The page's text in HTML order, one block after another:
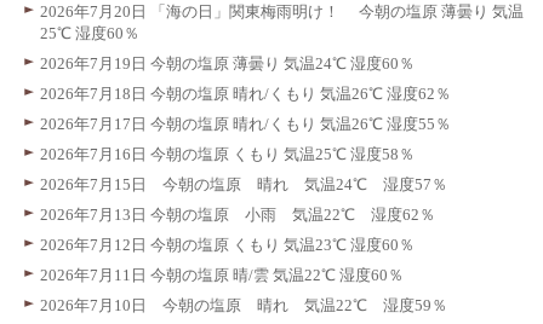
2026年7月20日 「海の日」関東梅雨明け！ 今朝の塩原 薄曇り 気温
25℃ 湿度60％
2026年7月19日 今朝の塩原 薄曇り 気温24℃ 湿度60％
2026年7月18日 今朝の塩原 晴れ/くもり 気温26℃ 湿度62％
2026年7月17日 今朝の塩原 晴れ/くもり 気温26℃ 湿度55％
2026年7月16日 今朝の塩原 くもり 気温25℃ 湿度58％
2026年7月15日 今朝の塩原 晴れ 気温24℃ 湿度57％
2026年7月13日 今朝の塩原 小雨 気温22℃ 湿度62％
2026年7月12日 今朝の塩原 くもり 気温23℃ 湿度60％
2026年7月11日 今朝の塩原 晴/雲 気温22℃ 湿度60％
2026年7月10日 今朝の塩原 晴れ 気温22℃ 湿度59％